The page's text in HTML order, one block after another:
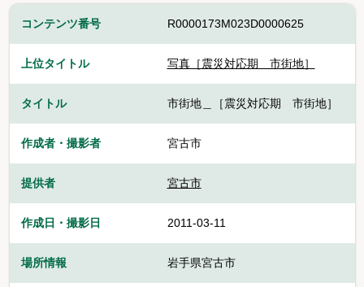
コンテンツ番号 R0000173M023D0000625
上位タイトル 写真［震災対応期 市街地］
タイトル 市街地＿［震災対応期 市街地］
作成者・撮影者 宮古市
提供者 宮古市
作成日・撮影日 2011-03-11
場所情報 岩手県宮古市